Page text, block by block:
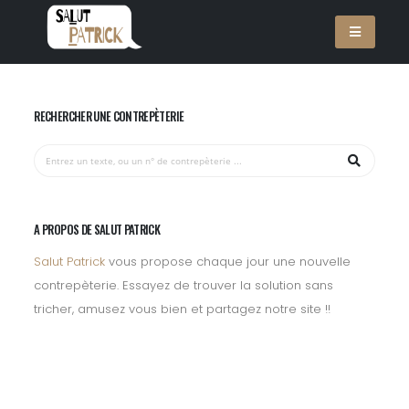
RECHERCHER UNE CONTREPÈTERIE
A PROPOS DE SALUT PATRICK
Salut Patrick vous propose chaque jour une nouvelle
contrepèterie. Essayez de trouver la solution sans
tricher, amusez vous bien et partagez notre site !!